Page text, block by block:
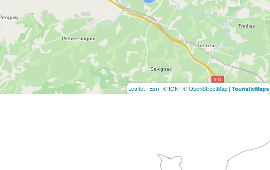
Leaflet | Esri | © IGN | © OpenStreetMap | TouristicMaps